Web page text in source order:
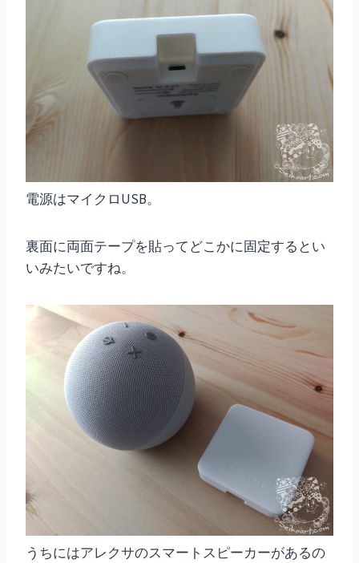
電源はマイクロUSB。
裏面に両面テープを貼ってどこかに固定するとい
いみたいですね。
うちにはアレクサのスマートスピーカーがあるの